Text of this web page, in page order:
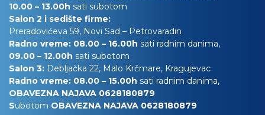
10.00 – 13.00h sati subotom
Salon 2 i sedište firme:
Preradovićeva 59, Novi Sad – Petrovaradin
Radno vreme: 08.00 – 16.00h sati radnim danima,
09.00 – 12.00h sati subotom
Salon 3: Debljačka 22, Malo Krčmare, Kragujevac
Radno vreme: 08.00 – 15.00h sati radnim danima,
OBAVEZNA NAJAVA 0628180879
Subotom OBAVEZNA NAJAVA 0628180879